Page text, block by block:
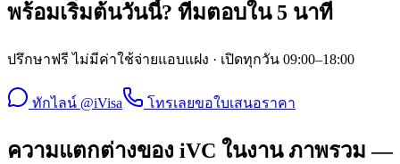
พร้อมเริ่มต้นวันนี้? ทีมตอบใน 5 นาที
ปรึกษาฟรี ไม่มีค่าใช้จ่ายแอบแฝง · เปิดทุกวัน 09:00–18:00
ทักไลน์ @iVisa โทรเลยขอใบเสนอราคา
ความแตกต่างของ iVC ในงาน ภาพรวม —